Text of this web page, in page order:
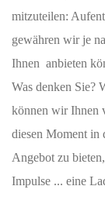
mitzuteilen:
gewähren wir je
Ihnen anbieten
Was denken Sie?
können wir Ihnen
diesen Moment in
Angebot zu
Impulse ... eine